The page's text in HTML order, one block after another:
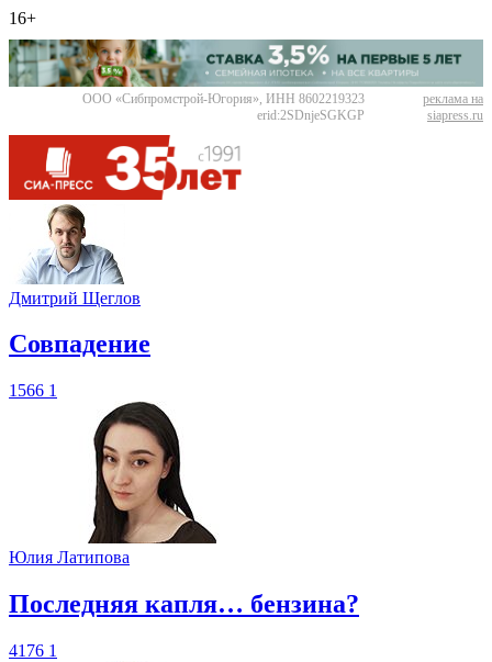
16+
ООО «Сибпромстрой-Югория», ИНН 8602219323
erid:2SDnjeSGKGP
реклама на
siapress.ru
Дмитрий Щеглов
​Совпадение
1566 1
Юлия Латипова
​Последняя капля… бензина?
4176 1